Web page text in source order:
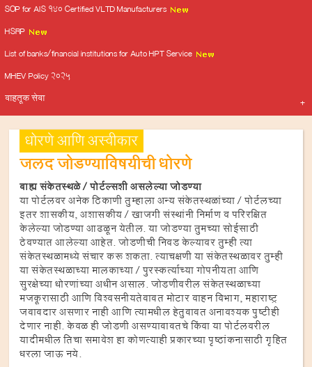
SOP for AIS 140 Certified VLTD Manufacturers
HSRP
List of banks/financial institutions for Auto HPT Service
MHEV Policy 2025
वाहतूक सेवा
धोरणे आणि अस्वीकार
जलद जोडण्याविषयीची धोरणे
बाह्य संकेतस्थळे / पोर्टल्सशी असलेल्या जोडण्या
या पोर्टलवर अनेक ठिकाणी तुम्हाला अन्य संकेतस्थळांच्या / पोर्टलच्या
इतर शासकीय, अशासकीय / खाजगी संस्थांनी निर्माण व परिरक्षित
केलेल्या जोडण्या आढळून येतील. या जोडण्या तुमच्या सोईसाठी
ठेवण्यात आलेल्या आहेत. जोडणीची निवड केल्यावर तुम्ही त्या
संकेतस्थळामध्ये संचार करू शकता. त्याचक्षणी या संकेतस्थळावर तुम्ही
या संकेतस्थळाच्या मालकाच्या / पुरस्कर्त्याच्या गोपनीयता आणि
सुरक्षेच्या धोरणांच्या अधीन असाल. जोडणीवरील संकेतस्थळाच्या
मजकूरासाठी आणि विश्वसनीयतेबाबत मोटार वाहन विभाग, महाराष्ट्र
जबाबदार असणार नाही आणि त्यामधील हेतुबाबत अनावश्यक पुष्टीही
देणार नाही. केवळ ही जोडणी असण्याबाबतचे किंवा या पोर्टलवरील
यादीमधील तिचा समावेश हा कोणत्याही प्रकारच्या पृष्ठांकनासाठी गृहित
धरला जाऊ नये.